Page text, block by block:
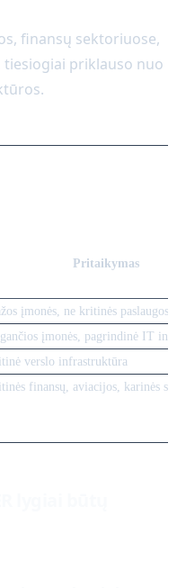
finansų sektoriuose,
priklauso nuo
Pritaikymas
įmonės, ne kritinės paslaugos
įmonės, pagrindinė IT
verslo infrastruktūra
s finansų, aviacijos, karinės